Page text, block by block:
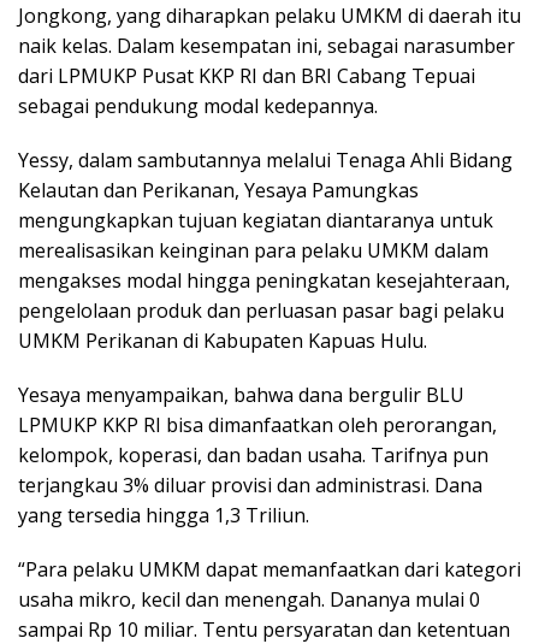
Jongkong, yang diharapkan pelaku UMKM di daerah itu
naik kelas. Dalam kesempatan ini, sebagai narasumber
dari LPMUKP Pusat KKP RI dan BRI Cabang Tepuai
sebagai pendukung modal kedepannya.
Yessy, dalam sambutannya melalui Tenaga Ahli Bidang
Kelautan dan Perikanan, Yesaya Pamungkas
mengungkapkan tujuan kegiatan diantaranya untuk
merealisasikan keinginan para pelaku UMKM dalam
mengakses modal hingga peningkatan kesejahteraan,
pengelolaan produk dan perluasan pasar bagi pelaku
UMKM Perikanan di Kabupaten Kapuas Hulu.
Yesaya menyampaikan, bahwa dana bergulir BLU
LPMUKP KKP RI bisa dimanfaatkan oleh perorangan,
kelompok, koperasi, dan badan usaha. Tarifnya pun
terjangkau 3% diluar provisi dan administrasi. Dana
yang tersedia hingga 1,3 Triliun.
“Para pelaku UMKM dapat memanfaatkan dari kategori
usaha mikro, kecil dan menengah. Dananya mulai 0
sampai Rp 10 miliar. Tentu persyaratan dan ketentuan